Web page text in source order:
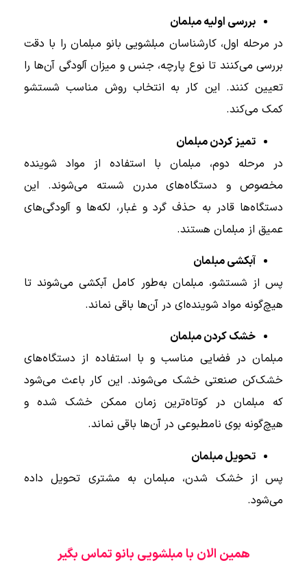
بررسی اولیه مبلمان
در مرحله اول، کارشناسان مبلشویی بانو مبلمان را با دقت
بررسی می‌کنند تا نوع پارچه، جنس و میزان آلودگی آن‌ها را
تعیین کنند. این کار به انتخاب روش مناسب شستشو
کمک می‌کند.
تمیز کردن مبلمان
در مرحله دوم، مبلمان با استفاده از مواد شوینده
مخصوص و دستگاه‌های مدرن شسته می‌شوند. این
دستگاه‌ها قادر به حذف گرد و غبار، لکه‌ها و آلودگی‌های
عمیق از مبلمان هستند.
آبکشی مبلمان
پس از شستشو، مبلمان به‌طور کامل آبکشی می‌شوند تا
هیچ‌گونه مواد شوینده‌ای در آن‌ها باقی نماند.
خشک کردن مبلمان
مبلمان در فضایی مناسب و با استفاده از دستگاه‌های
خشک‌کن صنعتی خشک می‌شوند. این کار باعث می‌شود
که مبلمان در کوتاه‌ترین زمان ممکن خشک شده و
هیچ‌گونه بوی نامطبوعی در آن‌ها باقی نماند.
تحویل مبلمان
پس از خشک شدن، مبلمان به مشتری تحویل داده
می‌شود.
همین الان با مبلشویی بانو تماس بگیر